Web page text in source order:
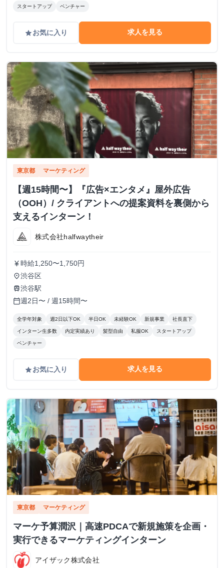
スタートアップ ベンチャー
gradeお気に入り 求人を見る
東京都 マーケティング
【週15時間〜】『広告×エンタメ』屋外広告
（OOH）/ クライアントへの提案資料を裏側から
支えるインターン！
株式会社halfwaytheir
currency_yen 時給1,250〜1,750円
place渋谷区
train渋谷駅
calendar_today週2日〜 / 週15時間〜
全学年対象 週2日以下OK 半日OK 未経験OK 新規事業 社長直下
インターン生多数 内定実績あり 髪型自由 私服OK スタートアップ
ベンチャー
gradeお気に入り 求人を見る
東京都 マーケティング
マーケ予算潤沢｜高速PDCAで新規施策を企画・
実行できるマーケティングインターン
アイザック株式会社